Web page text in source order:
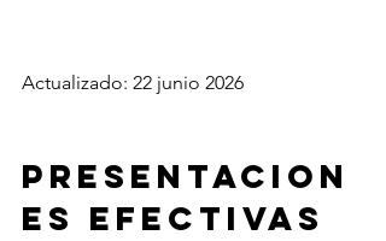
Actualizado: 22 junio 2026
Presentacion
es efectivas